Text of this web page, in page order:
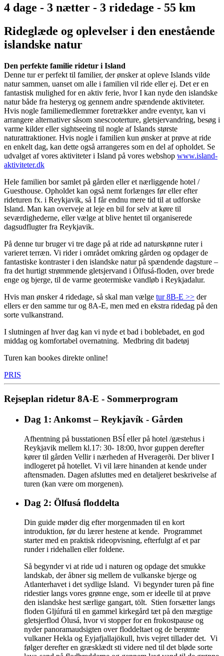
4 dage - 3 nætter - 3 ridedage - 55 km
Rideglæde og oplevelser i den enestående
islandske natur
Den perfekte familie ridetur i Island
Denne tur er perfekt til familier, der ønsker at opleve Islands vilde
natur sammen, uanset om alle i familien vil ride eller ej. Det er en
fantastisk mulighed for en aktiv ferie, hvor I kan nyde den islandske
natur både fra hesteryg og gennem andre spændende aktiviteter.
Hvis nogle familiemedlemmer foretrækker andre eventyr, kan vi
arrangere alternativer såsom snescooterture, gletsjervandring, besøg i
varme kilder eller sightseeing til nogle af Islands største
naturattraktioner. Hvis nogle i familien kun ønsker at prøve at ride
en enkelt dag, kan dette også arrangeres som en del af opholdet. Se
udvalget af vores aktiviteter i Island på vores webshop www.island-
aktiviteter.dk
Hele familien bor samlet på gården eller et nærliggende hotel /
Guesthouse. Opholdet kan også nemt forlænges før eller efter
rideturen fx. i Reykjavik, så I får endnu mere tid til at udforske
Island. Man kan overveje at leje en bil for selv at køre til
seværdighederne, eller vælge at blive hentet til organiserede
dagsudflugter fra Reykjavik.
På denne tur bruger vi tre dage på at ride ad naturskønne ruter i
varieret terræn. Vi rider i området omkring gården og opdager de
fantastiske kontraster i den islandske natur på spændende dagsture –
fra det hurtigt strømmende gletsjervand i Ölfusá-floden, over brede
enge og bjerge, til de varme geotermiske vandløb i Reykjadalur.
Hvis man ønsker 4 ridedage, så skal man vælge tur 8B-E >> der
ellers er den samme tur og 8A-E, men med en ekstra ridedag på den
sorte vulkanstrand.
I slutningen af hver dag kan vi nyde et bad i boblebadet, en god
middag og komfortabel overnatning. Medbring dit badetøj
Turen kan bookes direkte online!
PRIS
Rejseplan ridetur 8A-E - Sommerprogram
Dag 1: Ankomst – Reykjavík - Gården
Afhentning på busstationen BSÍ eller på hotel /gæstehus i
Reykjavik mellem kl.17: 30- 18:00, hvor guppen derefter
kører til gården Vellir i nærheden af Hveragerði. Der bliver I
indlogeret på hotellet. Vi vil lære hinanden at kende under
aftensmaden. Dagen afsluttes med en detaljeret beskrivelse af
turen (kan være om morgenen).
Dag 2: Ölfusá floddelta
Din guide møder dig efter morgenmaden til en kort
introduktion, før du lærer hestene at kende. Programmet
starter med en praktisk rideopvisning, efterfulgt af et par
runder i ridehallen eller foldene.
Så begynder vi at ride ud i naturen og opdage det smukke
landskab, der åbner sig mellem de vulkanske bjerge og
Atlanterhavet i det sydlige Island. Vi begynder turen på fine
ridestier langs vores grønne enge, som er ideelle til at prøve
den islandske hest særlige gangart, tölt. Stien forsætter langs
floden Gljúfurá til en gammel kirkegård tæt på den mægtige
gletsjerflod Ölusá, hvor vi stopper for en frokostpause og
nyder panoramaudsigten over floddeltaet og de berømte
vulkaner Hekla og Eyjafjallajökull, hvis vejret tillader det. Vi
følger derefter en græsklædt sti videre ned til det bløde sorte